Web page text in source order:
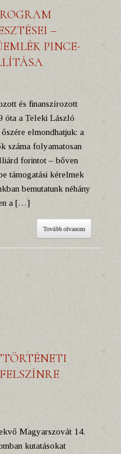
–
PINCE-
és finanszírozott
óta a Teleki László
elmondhatjuk: a
száma folyamatosan
forintot – bőven
támogatási kérelmek
bemutatunk néhány
a […]
Tovább olvasom
Magyarszovát 14.
kutatásokat